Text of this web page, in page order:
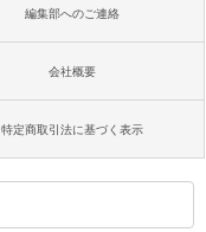
編集部へのご連絡
会社概要
特定商取引法に基づく表示